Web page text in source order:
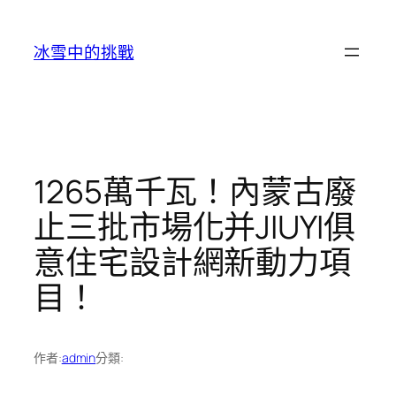
冰雪中的挑戰
1265萬千瓦！內蒙古廢
止三批市場化并JIUYI俱
意住宅設計網新動力項
目！
作者:admin分類: